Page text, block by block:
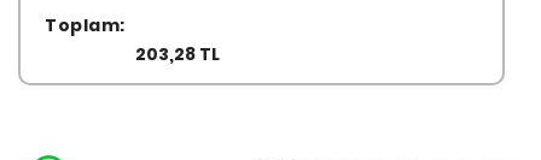
Toplam:
203,28 TL